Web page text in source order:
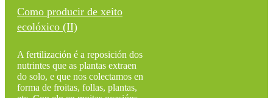
Como producir de xeito
ecolóxico (II)
A fertilización é a reposición dos
nutrintes que as plantas extraen
do solo, e que nos colectamos en
forma de froitas, follas, plantas,